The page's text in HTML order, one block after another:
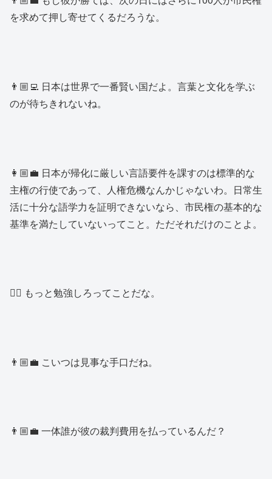
を求めて押し寄せてくるだろうな。
👨🏼‍💻 日本は世界で一番賢い国だよ。言葉と文化を学ぶ
のが待ちきれないね。
👩🏼‍💼 日本が帰化に厳しい言語要件を課すのは標準的な
主権の行使であって、人権危機なんかじゃないわ。日常生
活に十分な語学力を証明できないなら、市民権の基本的な
基準を満たしていないってこと。ただそれだけのことよ。
👱‍♂️ もっと勉強しろってことだな。
👨🏼‍💼 こいつは見事な手口だね。
👨🏼‍💼 一体誰が彼の裁判費用を払っているんだ？